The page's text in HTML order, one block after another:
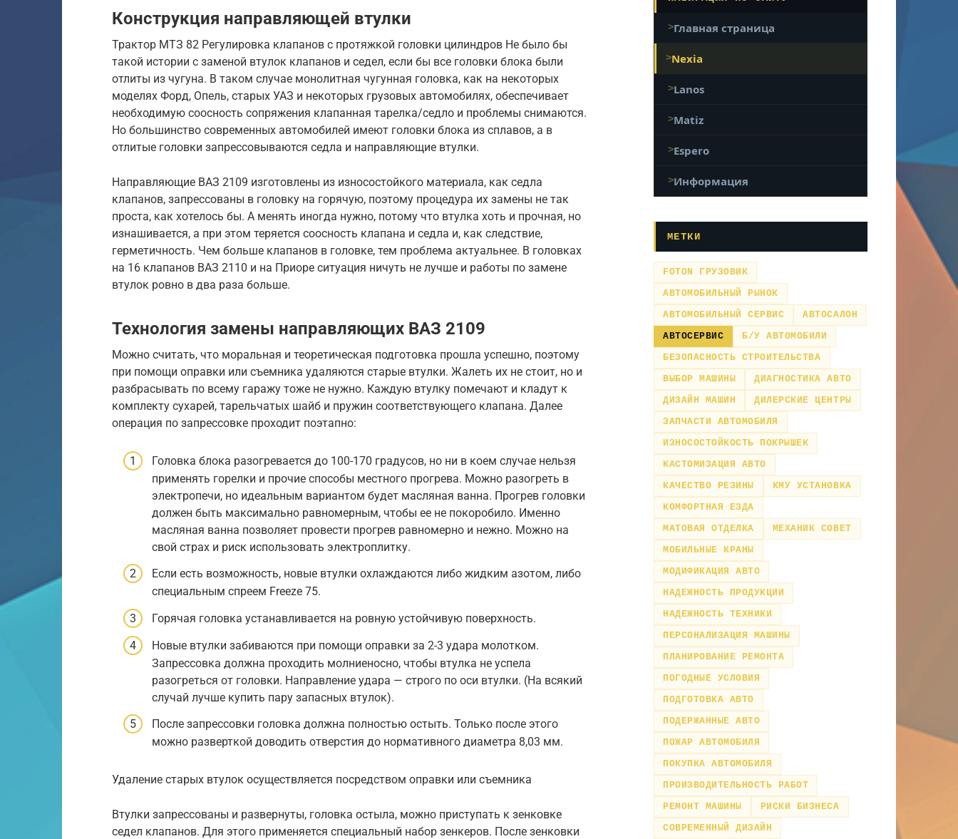
Конструкция направляющей втулки
Трактор МТЗ 82 Регулировка клапанов с протяжкой головки цилиндров Не было бы
такой истории с заменой втулок клапанов и седел, если бы все головки блока были
отлиты из чугуна. В таком случае монолитная чугунная головка, как на некоторых
моделях Форд, Опель, старых УАЗ и некоторых грузовых автомобилях, обеспечивает
необходимую соосность сопряжения клапанная тарелка/седло и проблемы снимаются.
Но большинство современных автомобилей имеют головки блока из сплавов, а в
отлитые головки запрессовываются седла и направляющие втулки.
Направляющие ВАЗ 2109 изготовлены из износостойкого материала, как седла
клапанов, запрессованы в головку на горячую, поэтому процедура их замены не так
проста, как хотелось бы. А менять иногда нужно, потому что втулка хоть и прочная, но
изнашивается, а при этом теряется соосность клапана и седла и, как следствие,
герметичность. Чем больше клапанов в головке, тем проблема актуальнее. В головках
на 16 клапанов ВАЗ 2110 и на Приоре ситуация ничуть не лучше и работы по замене
втулок ровно в два раза больше.
Технология замены направляющих ВАЗ 2109
Можно считать, что моральная и теоретическая подготовка прошла успешно, поэтому
при помощи оправки или съемника удаляются старые втулки. Жалеть их не стоит, но и
разбрасывать по всему гаражу тоже не нужно. Каждую втулку помечают и кладут к
комплекту сухарей, тарельчатых шайб и пружин соответствующего клапана. Далее
операция по запрессовке проходит поэтапно:
Головка блока разогревается до 100-170 градусов, но ни в коем случае нельзя
применять горелки и прочие способы местного прогрева. Можно разогреть в
электропечи, но идеальным вариантом будет масляная ванна. Прогрев головки
должен быть максимально равномерным, чтобы ее не покоробило. Именно
масляная ванна позволяет провести прогрев равномерно и нежно. Можно на
свой страх и риск использовать электроплитку.
Если есть возможность, новые втулки охлаждаются либо жидким азотом, либо
специальным спреем Freeze 75.
Горячая головка устанавливается на ровную устойчивую поверхность.
Новые втулки забиваются при помощи оправки за 2-3 удара молотком.
Запрессовка должна проходить молниеносно, чтобы втулка не успела
разогреться от головки. Направление удара — строго по оси втулки. (На всякий
случай лучше купить пару запасных втулок).
После запрессовки головка должна полностью остыть. Только после этого
можно разверткой доводить отверстия до нормативного диаметра 8,03 мм.
Удаление старых втулок осуществляется посредством оправки или съемника
Втулки запрессованы и развернуты, головка остыла, можно приступать к зенковке
седел клапанов. Для этого применяется специальный набор зенкеров. После зенковки
Главная страница
Nexia
Lanos
Matiz
Espero
Информация
МЕТКИ
FOTON ГРУЗОВИК
АВТОМОБИЛЬНЫЙ РЫНОК
АВТОМОБИЛЬНЫЙ СЕРВИС
АВТОСАЛОН
АВТОСЕРВИС
Б/У АВТОМОБИЛИ
БЕЗОПАСНОСТЬ СТРОИТЕЛЬСТВА
ВЫБОР МАШИНЫ
ДИАГНОСТИКА АВТО
ДИЗАЙН МАШИН
ДИЛЕРСКИЕ ЦЕНТРЫ
ЗАПЧАСТИ АВТОМОБИЛЯ
ИЗНОСОСТОЙКОСТЬ ПОКРЫШЕК
КАСТОМИЗАЦИЯ АВТО
КАЧЕСТВО РЕЗИНЫ
КМУ УСТАНОВКА
КОМФОРТНАЯ ЕЗДА
МАТОВАЯ ОТДЕЛКА
МЕХАНИК СОВЕТ
МОБИЛЬНЫЕ КРАНЫ
МОДИФИКАЦИЯ АВТО
НАДЕЖНОСТЬ ПРОДУКЦИИ
НАДЕЖНОСТЬ ТЕХНИКИ
ПЕРСОНАЛИЗАЦИЯ МАШИНЫ
ПЛАНИРОВАНИЕ РЕМОНТА
ПОГОДНЫЕ УСЛОВИЯ
ПОДГОТОВКА АВТО
ПОДЕРЖАННЫЕ АВТО
ПОЖАР АВТОМОБИЛЯ
ПОКУПКА АВТОМОБИЛЯ
ПРОИЗВОДИТЕЛЬНОСТЬ РАБОТ
РЕМОНТ МАШИНЫ
РИСКИ БИЗНЕСА
СОВРЕМЕННЫЙ ДИЗАЙН